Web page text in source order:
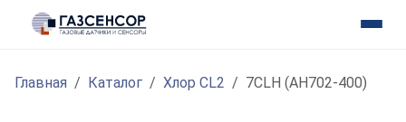
Главная Каталог Хлор CL2 7CLH (AH702-400)